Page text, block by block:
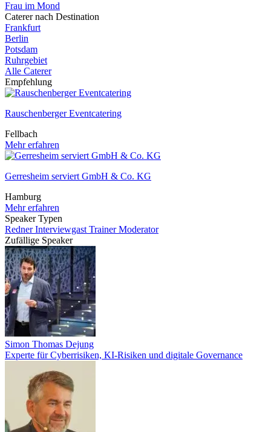
Frau im Mond
Caterer nach Destination
Frankfurt
Berlin
Potsdam
Ruhrgebiet
Alle Caterer
Empfehlung
Rauschenberger Eventcatering
Fellbach
Mehr erfahren
Gerresheim serviert GmbH & Co. KG
Hamburg
Mehr erfahren
Speaker Typen
RednerInterviewgast TrainerModerator
Zufällige Speaker
Simon Thomas Dejung
Experte für Cyberrisiken, KI-Risiken und digitale Governance